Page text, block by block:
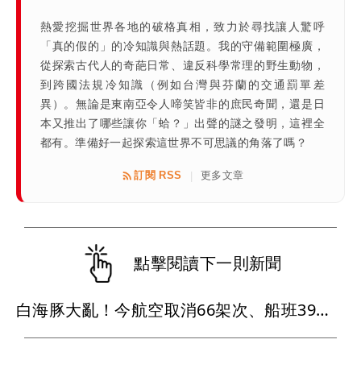
熱愛挖掘世界各地的破格真相，致力於尋找讓人驚呼
「真的假的」的冷知識與熱話題。我的守備範圍極廣，
從探索古代人的奇葩日常、違反科學常理的野生動物，
到跨國法規冷知識（例如台灣與芬蘭的交通罰單差
異）。無論是東南亞令人啼笑皆非的庶民奇聞，還是日
本又推出了哪些讓你「蛤？」出聲的謎之發明，這裡全
都有。準備好一起探索這世界不可思議的角落了嗎？
訂閱 RSS | 更多文章
點擊閱讀下一則新聞
白海豚大亂！今航空取消66架次、船班39航次停航